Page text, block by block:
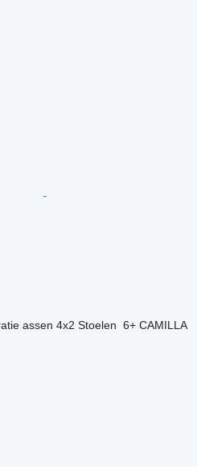
assen 4x2 Stoelen 6+ CAMILLA